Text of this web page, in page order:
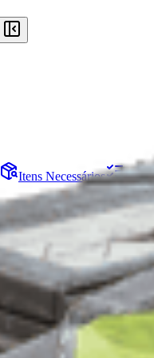
Itens Necessários